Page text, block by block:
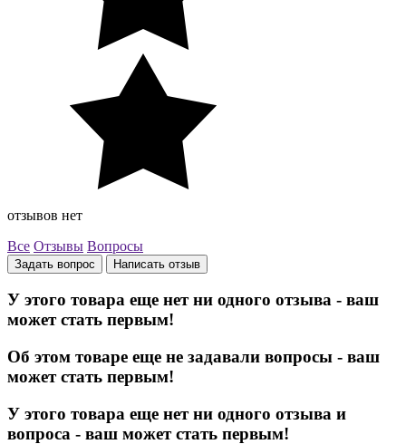
отзывов нет
Все Отзывы Вопросы
Задать вопрос Написать отзыв
У этого товара еще нет ни одного отзыва - ваш
может стать первым!
Об этом товаре еще не задавали вопросы - ваш
может стать первым!
У этого товара еще нет ни одного отзыва и
вопроса - ваш может стать первым!